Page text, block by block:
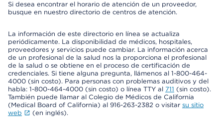
Si desea encontrar el horario de atención de un proveedor,
busque en nuestro directorio de centros de atención.
La información de este directorio en línea se actualiza
periódicamente. La disponibilidad de médicos, hospitales,
proveedores y servicios puede cambiar. La información acerca
de un profesional de la salud nos la proporciona el profesional
de la salud o se obtiene en el proceso de certificación de
credenciales. Si tiene alguna pregunta, llámenos al 1-800-464-
4000 (sin costo). Para personas con problemas auditivos y del
habla: 1-800-464-4000 (sin costo) o línea TTY al 711 (sin costo).
También puede llamar al Colegio de Médicos de California
(Medical Board of California) al 916-263-2382 o visitar su sitio
web
(en inglés).